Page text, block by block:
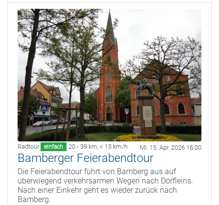
Radtour einfach 20 - 39 km, < 15 km/h Mi. 15. Apr. 2026 16:00
Bamberger Feierabendtour
Die Feierabendtour führt von Bamberg aus auf
überwiegend verkehrsarmen Wegen nach Dörfleins.
Nach einer Einkehr geht es wieder zurück nach
Bamberg.